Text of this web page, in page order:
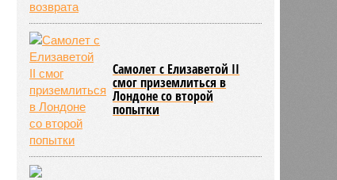
Самолет с Елизаветой II
смог приземлиться в
Лондоне со второй
попытки